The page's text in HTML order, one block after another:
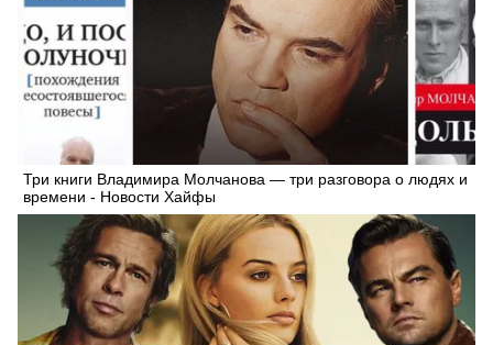
Три книги Владимира Молчанова — три разговора о людях и
времени - Новости Хайфы